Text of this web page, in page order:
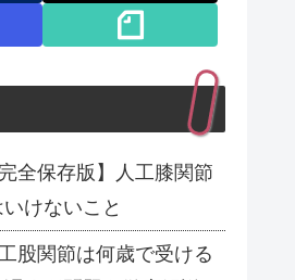
全保存版】人工膝関節
けないこと
股関節は何歳で受ける